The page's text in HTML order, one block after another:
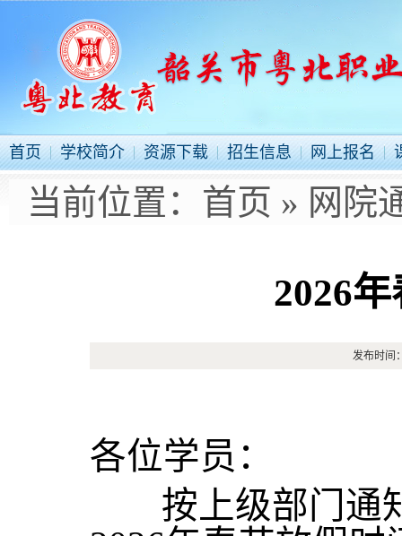
首页 学校简介 资源下载 招生信息 网上报名
当前位置： 首页 » 网院
2026
发布时间
各位学员：
按上级部门通